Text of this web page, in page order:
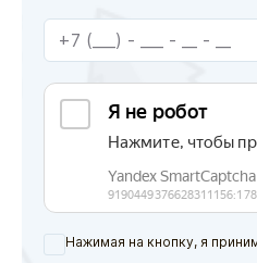
Нажимая на кнопку, я